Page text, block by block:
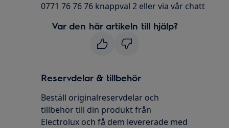
0771 76 76 76 knappval 2 eller via vår chatt
Var den här artikeln till hjälp?
Reservdelar & tillbehör
Beställ originalreservdelar och
tillbehör till din produkt från
Electrolux och få dem levererade med